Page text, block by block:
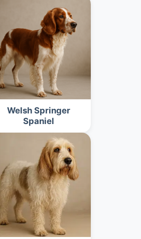
Welsh Springer
Spaniel